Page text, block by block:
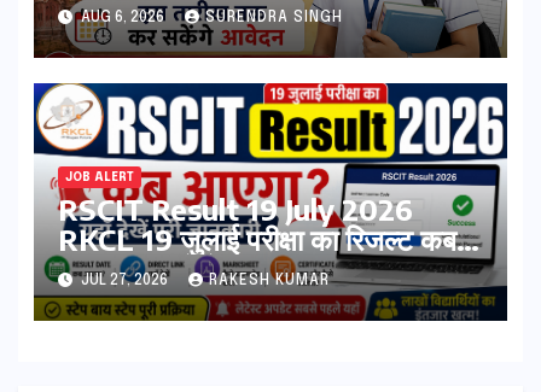
सकता है आवेदन
AUG 6, 2026 SURENDRA SINGH
JOB ALERT
RSCIT Result 19 July 2026
RKCL 19 जुलाई परीक्षा का रिजल्ट कब
आएगा? यहां देखें Result Date,
Direct Link, Marksheet
Download Process
JUL 27, 2026 RAKESH KUMAR